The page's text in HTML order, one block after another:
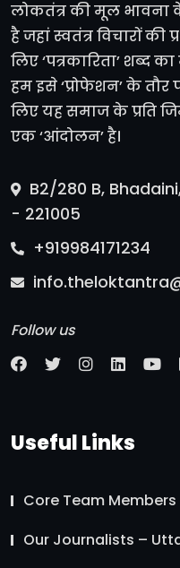
लोकतंत्र की मूल भावना
है जहां स्वतंत्र विचारों की
लिए ‘पत्रकारिता’
हम इसे ‘प्रोफेशन’ के
लिए यह समाज के प्रति
एक ‘आंदोलन’ है।
B2/280 B,
- 221005
+919984171234
Follow us
Useful Links
Core Team Members
Our Journalists –